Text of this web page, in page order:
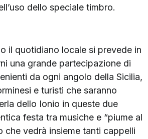
dello speciale timbro.
il quotidiano locale si prevede in
una grande partecipazione di
da ogni angolo della Sicilia,
e turisti che saranno
dello Ionio in queste due
festa tra musiche e “piume al
che vedrà insieme tanti cappelli